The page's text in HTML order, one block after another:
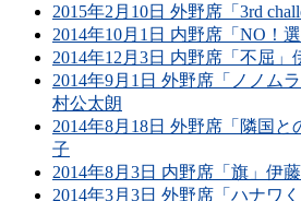
2015年2月10日 外野席「3rd
2014年10月1日 内野席「NO！
2014年12月3日 内野席「不屈」
2014年9月1日 外野席「ノノム
村公太朗
2014年8月18日 外野席「隣国
子
2014年8月3日 内野席「旗」伊
2014年3月3日 外野席「ハナワ